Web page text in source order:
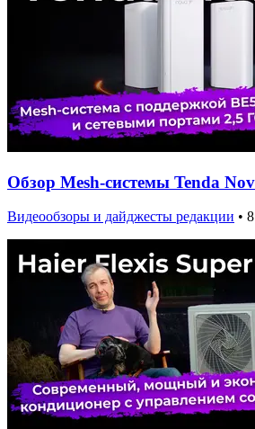
Обзор Mesh-системы Tenda
Видеообзоры и дайджесты редакции •